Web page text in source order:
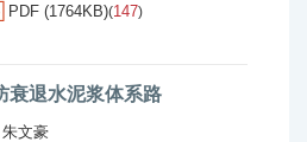
PDF (1764KB)(147)
衰退水泥浆体系路
朱文豪